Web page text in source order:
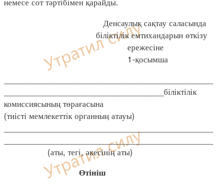
Денсаулық сақтау саласында
біліктілік емтихандарын өткізу
ережесіне
1-қосымша
_________________________________біліктілік
комиссиясының төрағасына
(тиісті мемлекеттік органның атауы)
(аты, тегі, әкесінің аты)
Өтініш